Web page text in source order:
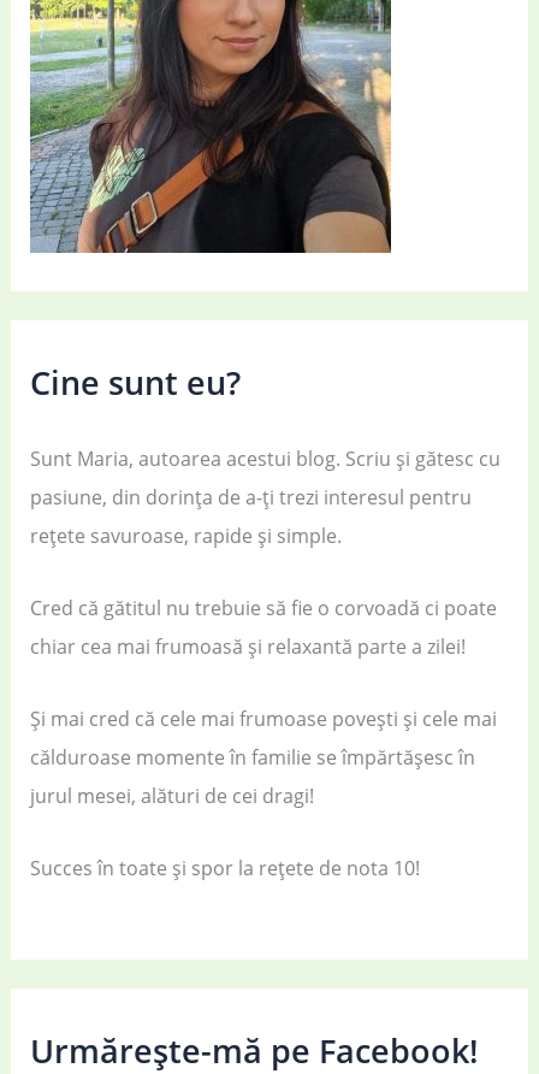
Cine sunt eu?
Sunt Maria, autoarea acestui blog. Scriu și gătesc cu
pasiune, din dorința de a-ți trezi interesul pentru
rețete savuroase, rapide și simple.
Cred că gătitul nu trebuie să fie o corvoadă ci poate
chiar cea mai frumoasă și relaxantă parte a zilei!
Și mai cred că cele mai frumoase povești și cele mai
călduroase momente în familie se împărtășesc în
jurul mesei, alături de cei dragi!
Succes în toate și spor la rețete de nota 10!
Urmărește-mă pe Facebook!